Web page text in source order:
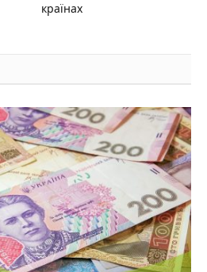
країнах